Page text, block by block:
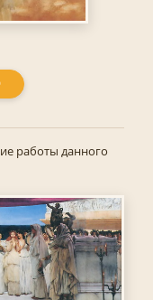
работы данного